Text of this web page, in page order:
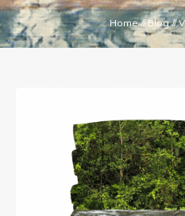
Home //Blog //